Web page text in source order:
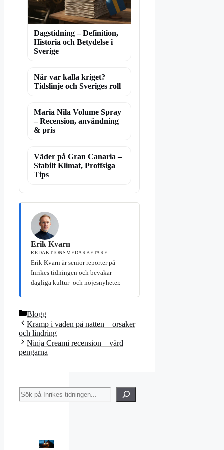
Dagstidning – Definition,
Historia och Betydelse i
Sverige
När var kalla kriget?
Tidslinje och Sveriges roll
Maria Nila Volume Spray
– Recension, användning
& pris
Väder på Gran Canaria –
Stabilt Klimat, Proffsiga
Tips
Erik Kvarn
REDAKTIONSMEDARBETARE
Erik Kvarn är senior reporter på
Inrikes tidningen och bevakar
dagliga kultur- och nöjesnyheter.
Kategorier
Blogg
Kramp i vaden på natten – orsaker
och lindring
Ninja Creami recension – värd
pengarna
Sök